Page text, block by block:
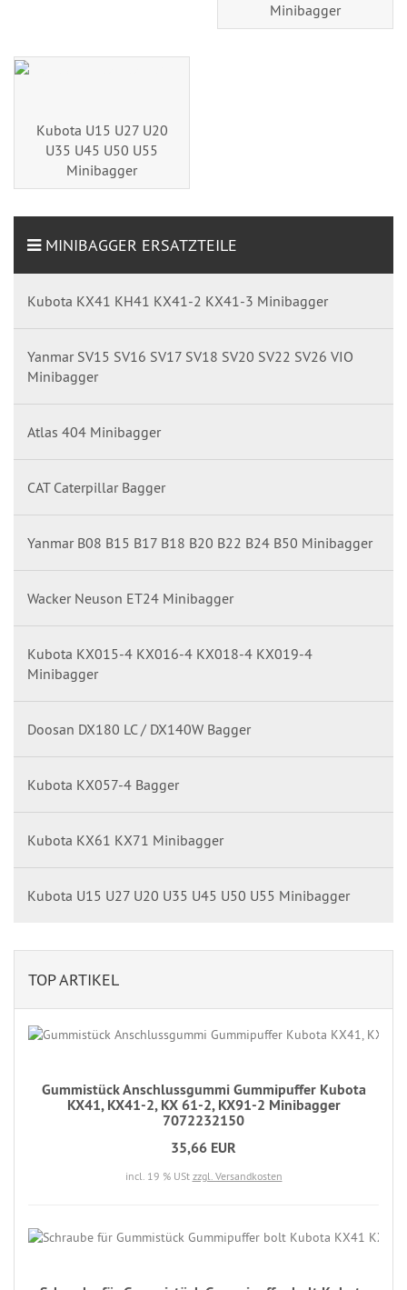
Minibagger
Kubota U15 U27 U20
U35 U45 U50 U55
Minibagger
MINIBAGGER ERSATZTEILE
Kubota KX41 KH41 KX41-2 KX41-3 Minibagger
Yanmar SV15 SV16 SV17 SV18 SV20 SV22 SV26 VIO
Minibagger
Atlas 404 Minibagger
CAT Caterpillar Bagger
Yanmar B08 B15 B17 B18 B20 B22 B24 B50 Minibagger
Wacker Neuson ET24 Minibagger
Kubota KX015-4 KX016-4 KX018-4 KX019-4
Minibagger
Doosan DX180 LC / DX140W Bagger
Kubota KX057-4 Bagger
Kubota KX61 KX71 Minibagger
Kubota U15 U27 U20 U35 U45 U50 U55 Minibagger
TOP ARTIKEL
Gummistück Anschlussgummi Gummipuffer Kubota
KX41, KX41-2, KX 61-2, KX91-2 Minibagger
7072232150
35,66 EUR
incl. 19 % USt zzgl. Versandkosten